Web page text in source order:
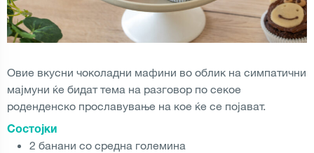
Овие вкусни чоколадни мафини во облик на симпатични
мајмуни ќе бидат тема на разговор по секое
роденденско прославување на кое ќе се појават.
Состојки
2 банани со средна големина